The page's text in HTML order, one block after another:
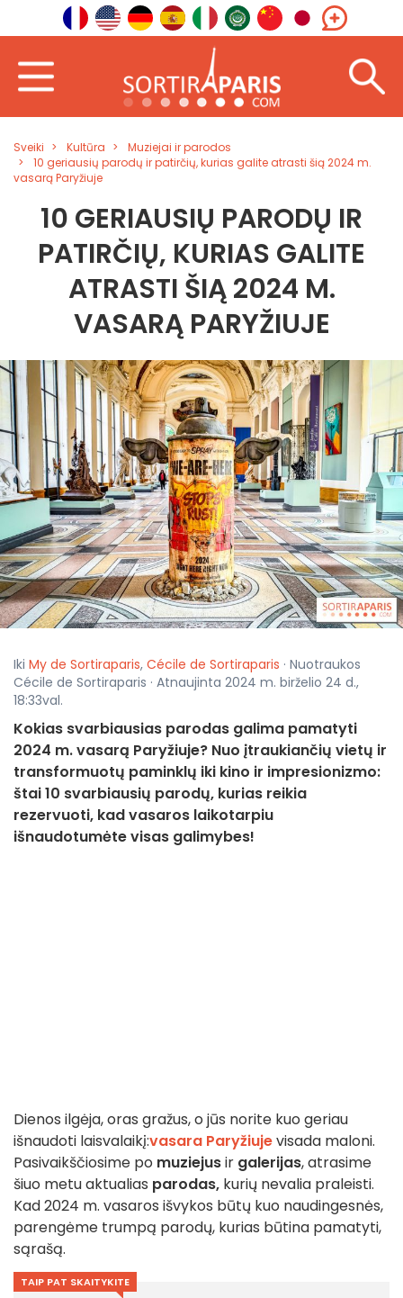
Sveiki Kultūra
Muziejai ir parodos
10 geriausių parodų ir patirčių, kurias galite atrasti šią 2024 m.
vasarą Paryžiuje
10 GERIAUSIŲ PARODŲ IR
PATIRČIŲ, KURIAS GALITE
ATRASTI ŠIĄ 2024 M.
VASARĄ PARYŽIUJE
Iki My de Sortiraparis, Cécile de Sortiraparis · Nuotraukos
Cécile de Sortiraparis · Atnaujinta 2024 m. birželio 24 d.,
18:33val.
Kokias svarbiausias parodas galima pamatyti
2024 m. vasarą Paryžiuje? Nuo įtraukiančių vietų ir
transformuotų paminklų iki kino ir impresionizmo:
štai 10 svarbiausių parodų, kurias reikia
rezervuoti, kad vasaros laikotarpiu
išnaudotumėte visas galimybes!
Dienos ilgėja, oras gražus, o jūs norite kuo geriau
išnaudoti laisvalaikį:vasara Paryžiujevisada maloni.
Pasivaikščiosime po muziejusir galerijas, atrasime
šiuo metu aktualias parodas, kurių nevalia praleisti.
Kad 2024 m. vasaros išvykos būtų kuo naudingesnės,
parengėme trumpą parodų, kurias būtina pamatyti,
sąrašą.
TAIP PAT SKAITYKITE